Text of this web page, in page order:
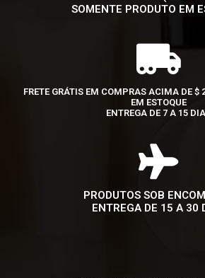
SOMENTE PRODUTO EM
FRETE GRÁTIS EM COMPRAS ACIMA DE $
EM ESTOQUE
ENTREGA DE 7 A 15
PRODUTOS SOB
ENTREGA DE 15 A 30